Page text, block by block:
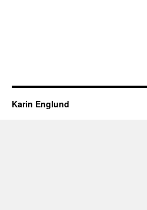
Karin Englund